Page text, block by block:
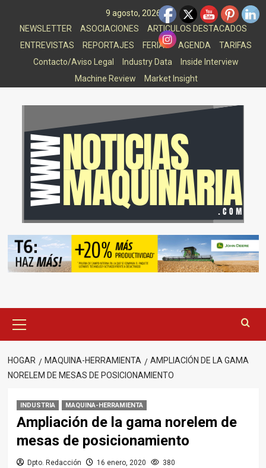
9 agosto, 2026
NEWSLETTER
ASOCIACIONES
ARTICULOS DESTACADOS
ENTREVISTAS
REPORTAJES FERIAS AGENDA
TARIFAS
Contacto/Aviso Legal
Industry Data
Inside Interview
Machine Review
Market Insight
principal
HOGAR MAQUINA-HERRAMIENTA
AMPLIACIÓN DE LA GAMA
NORELEM DE MESAS DE POSICIONAMIENTO
INDUSTRIA MAQUINA-HERRAMIENTA
Ampliación de la gama norelem de
mesas de posicionamiento
Dpto. Redacción 16 enero, 2020 380